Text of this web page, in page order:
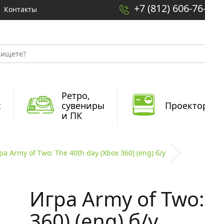
Контакты +7 (812) 606-
Ретро,
сувениры
и ПК
Army of Two: The 40th day (Xbox 360) (eng) б/у
Игра Army of